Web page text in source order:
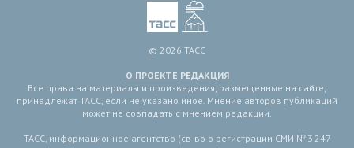
© 2026 ТАСС
О ПРОЕКТЕ РЕДАКЦИЯ
Все права на материалы и произведения, размещенные на сайте,
принадлежат ТАСС, если не указано иное. Мнение авторов публикаций
может не совпадать с мнением редакции.
ТАСС, информационное агентство (св-во о регистрации СМИ № 3 247